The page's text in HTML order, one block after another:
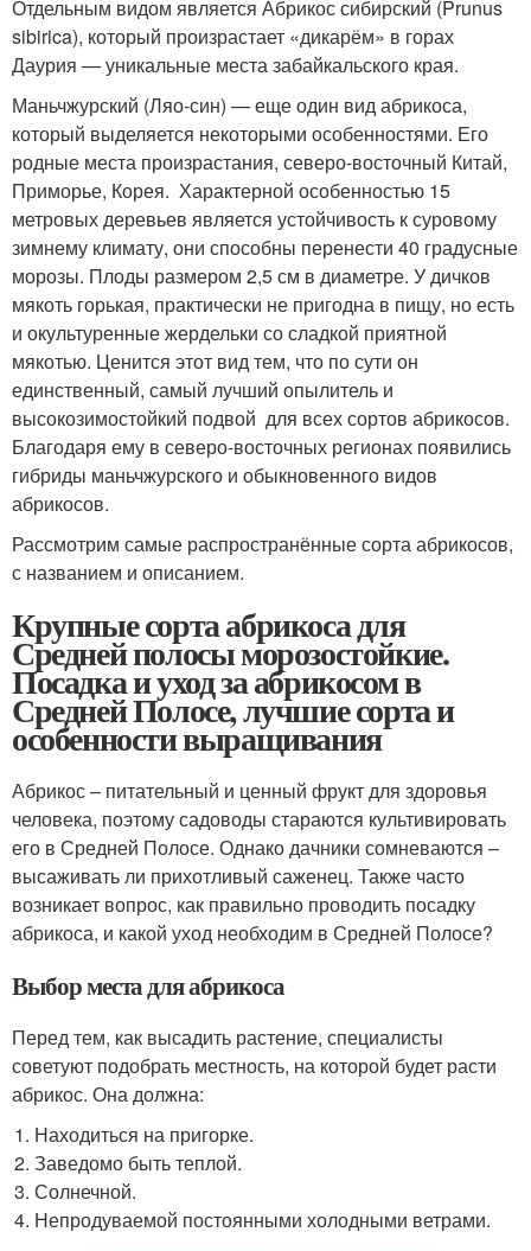
Отдельным видом является Абрикос сибирский (Prunus
sibirica), который произрастает «дикарём» в горах
Даурия — уникальные места забайкальского края.
Маньчжурский (Ляо-син) — еще один вид абрикоса,
который выделяется некоторыми особенностями. Его
родные места произрастания, северо-восточный Китай,
Приморье, Корея. Характерной особенностью 15
метровых деревьев является устойчивость к суровому
зимнему климату, они способны перенести 40 градусные
морозы. Плоды размером 2,5 см в диаметре. У дичков
мякоть горькая, практически не пригодна в пищу, но есть
и окультуренные жердельки со сладкой приятной
мякотью. Ценится этот вид тем, что по сути он
единственный, самый лучший опылитель и
высокозимостойкий подвой для всех сортов абрикосов.
Благодаря ему в северо-восточных регионах появились
гибриды маньчжурского и обыкновенного видов
абрикосов.
Рассмотрим самые распространённые сорта абрикосов,
с названием и описанием.
Крупные сорта абрикоса для
Средней полосы морозостойкие.
Посадка и уход за абрикосом в
Средней Полосе, лучшие сорта и
особенности выращивания
Абрикос – питательный и ценный фрукт для здоровья
человека, поэтому садоводы стараются культивировать
его в Средней Полосе. Однако дачники сомневаются –
высаживать ли прихотливый саженец. Также часто
возникает вопрос, как правильно проводить посадку
абрикоса, и какой уход необходим в Средней Полосе?
Выбор места для абрикоса
Перед тем, как высадить растение, специалисты
советуют подобрать местность, на которой будет расти
абрикос. Она должна:
Находиться на пригорке.
Заведомо быть теплой.
Солнечной.
Непродуваемой постоянными холодными ветрами.